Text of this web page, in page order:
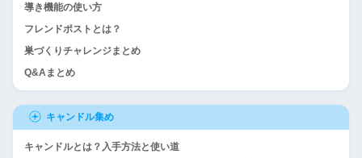
導き機能の使い方
フレンドポストとは？
巣づくりチャレンジまとめ
Q&Aまとめ
キャンドル集め
キャンドルとは？入手方法と使い道